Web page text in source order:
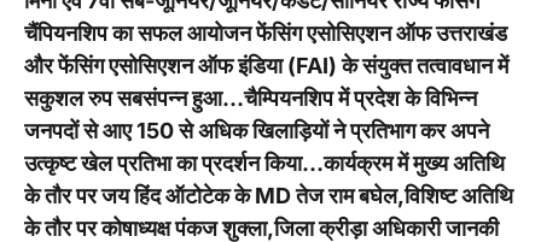
चैंपियनशिप का सफल आयोजन फेंसिंग एसोसिएशन ऑफ उत्तराखंड
और फेंसिंग एसोसिएशन ऑफ इंडिया (FAI) के संयुक्त तत्वावधान में
सकुशल रुप सबसंपन्न हुआ…चैम्पियनशिप में प्रदेश के विभिन्न
जनपदों से आए 150 से अधिक खिलाड़ियों ने प्रतिभाग कर अपने
उत्कृष्ट खेल प्रतिभा का प्रदर्शन किया…कार्यक्रम में मुख्य अतिथि
के तौर पर जय हिंद ऑटोटेक के MD तेज राम बघेल,विशिष्ट अतिथि
के तौर पर कोषाध्यक्ष पंकज शुक्ला,जिला क्रीड़ा अधिकारी जानकी